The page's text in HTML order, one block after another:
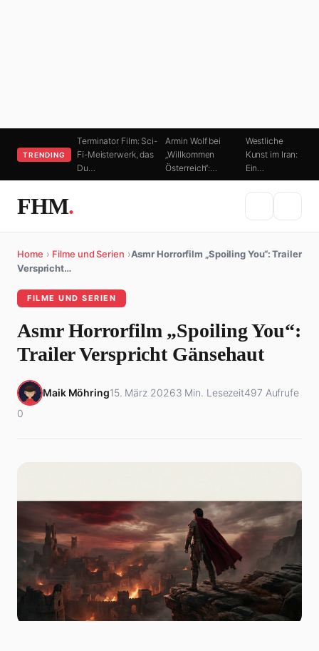
TRENDING
Terminator Film: Sci-
Fi-Meisterwerk, das
Du…
Armin Wolf bei
„Willkommen
Österreich“:…
Westliche
Kunst im Iran:
Ein…
FHM.
Home › Filme und Serien ›Asmr Horrorfilm „Spoiling You“: Trailer
Verspricht…
FILME UND SERIEN
Asmr Horrorfilm „Spoiling You“:
Trailer Verspricht Gänsehaut
Maik Möhring15. März 20263 Min. Lesezeit497 Aufrufe
0